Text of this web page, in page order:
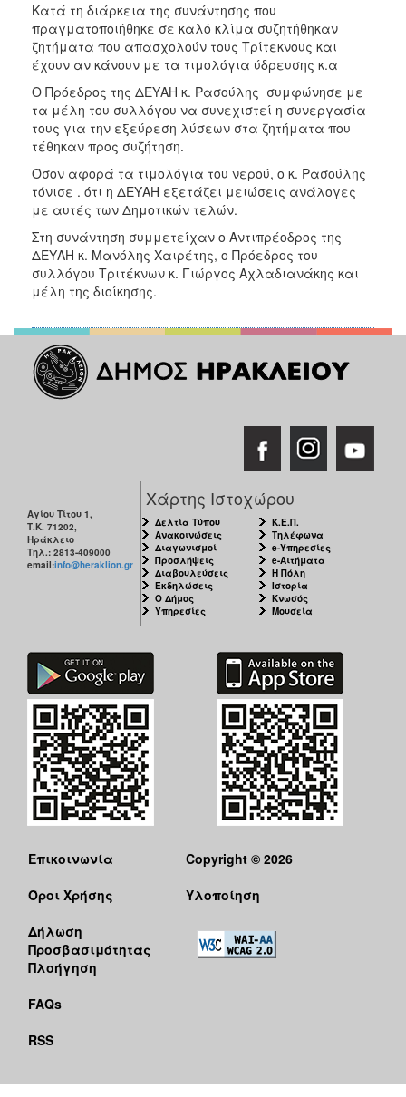
Κατά τη διάρκεια της συνάντησης που
πραγματοποιήθηκε σε καλό κλίμα συζητήθηκαν
ζητήματα που απασχολούν τους Τρίτεκνους και
έχουν αν κάνουν με τα τιμολόγια ύδρευσης κ.α
Ο Πρόεδρος της ΔΕΥΑΗ κ. Ρασούλης συμφώνησε με
τα μέλη του συλλόγου να συνεχιστεί η συνεργασία
τους για την εξεύρεση λύσεων στα ζητήματα που
τέθηκαν προς συζήτηση.
Όσον αφορά τα τιμολόγια του νερού, ο κ. Ρασούλης
τόνισε . ότι η ΔΕΥΑΗ εξετάζει μειώσεις ανάλογες
με αυτές των Δημοτικών τελών.
Στη συνάντηση συμμετείχαν ο Αντιπρέοδρος της
ΔΕΥΑΗ κ. Μανόλης Χαιρέτης, ο Πρόεδρος του
συλλόγου Τριτέκνων κ. Γιώργος Αχλαδιανάκης και
μέλη της διοίκησης.
Αγίου Τίτου 1,
Τ.Κ. 71202,
Ηράκλειο
Τηλ.: 2813-409000
email:info@heraklion.gr
Χάρτης Ιστοχώρου
Δελτία Τύπου
Ανακοινώσεις
Διαγωνισμοί
Προσλήψεις
Διαβουλεύσεις
Εκδηλώσεις
Ο Δήμος
Υπηρεσίες
Κ.Ε.Π.
Τηλέφωνα
e-Υπηρεσίες
e-Αιτήματα
Η Πόλη
Ιστορία
Κνωσός
Μουσεία
Επικοινωνία
Όροι Χρήσης
Δήλωση
Προσβασιμότητας
Πλοήγηση
FAQs
RSS
Copyright © 2026
Υλοποίηση